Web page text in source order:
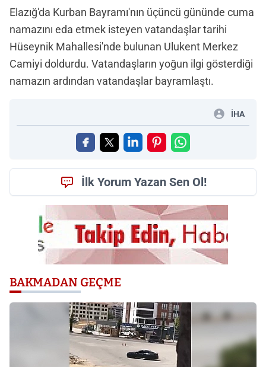
Elazığ'da Kurban Bayramı'nın üçüncü gününde cuma
namazını eda etmek isteyen vatandaşlar tarihi
Hüseynik Mahallesi'nde bulunan Ulukent Merkez
Camiyi doldurdu. Vatandaşların yoğun ilgi gösterdiği
namazın ardından vatandaşlar bayramlaştı.
İHA
İlk Yorum Yazan Sen Ol!
BAKMADAN GEÇME